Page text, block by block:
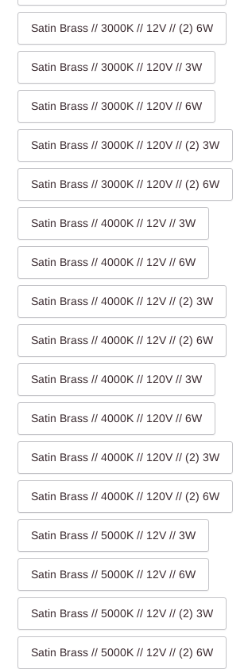
Satin Brass // 3000K // 12V // (2) 6W
Satin Brass // 3000K // 120V // 3W
Satin Brass // 3000K // 120V // 6W
Satin Brass // 3000K // 120V // (2) 3W
Satin Brass // 3000K // 120V // (2) 6W
Satin Brass // 4000K // 12V // 3W
Satin Brass // 4000K // 12V // 6W
Satin Brass // 4000K // 12V // (2) 3W
Satin Brass // 4000K // 12V // (2) 6W
Satin Brass // 4000K // 120V // 3W
Satin Brass // 4000K // 120V // 6W
Satin Brass // 4000K // 120V // (2) 3W
Satin Brass // 4000K // 120V // (2) 6W
Satin Brass // 5000K // 12V // 3W
Satin Brass // 5000K // 12V // 6W
Satin Brass // 5000K // 12V // (2) 3W
Satin Brass // 5000K // 12V // (2) 6W